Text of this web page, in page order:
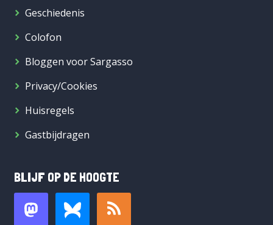
Geschiedenis
Colofon
Bloggen voor Sargasso
Privacy/Cookies
Huisregels
Gastbijdragen
BLIJF OP DE HOOGTE